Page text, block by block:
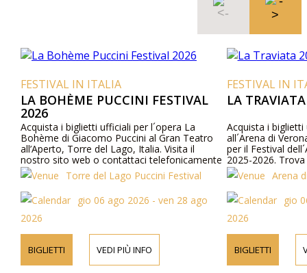
FESTIVAL IN ITALIA
LA BOHÈME PUCCINI FESTIVAL
2026
Acquista i biglietti ufficiali per l´opera La
Bohème di Giacomo Puccini al Gran Teatro
all’Aperto, Torre del Lago, Italia. Visita il
nostro sito web o contattaci telefonicamente
per ulteriori informazioni su artisti, dettagli del
programma e prezzi dei biglietti.
Torre del Lago Puccini Festival
gio 06 ago 2026 - ven 28 ago
2026
BIGLIETTI VEDI PIÙ INFO
FESTIVAL IN
LA TRAVIATA
Acquista i biglietti
all´Arena di
per il Festival
2025-2026. Trova
programma e i
Arena
gio
2026
BIGLIETTI